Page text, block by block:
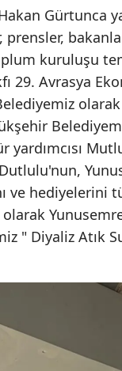
Gürtunca
kuruluşu
29. Avrasya
ve hediyelerini
" Diyaliz Atık